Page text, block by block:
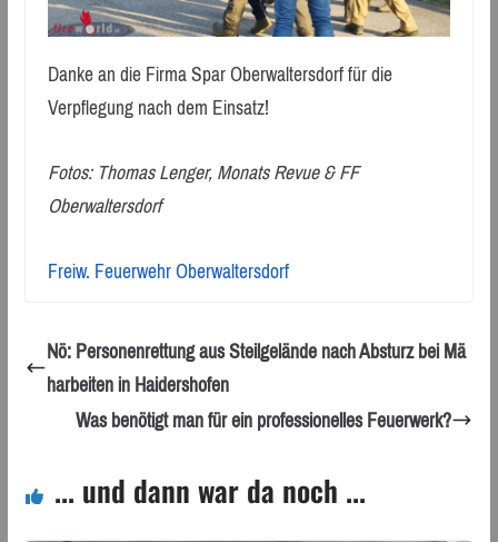
Danke an die Firma Spar Oberwaltersdorf für die
Verpflegung nach dem Einsatz!
Fotos: Thomas Lenger, Monats Revue & FF
Oberwaltersdorf
Freiw. Feuerwehr Oberwaltersdorf
Nö: Personenrettung aus Steilgelände nach Absturz bei Mä
harbeiten in Haidershofen
Was benötigt man für ein professionelles Feuerwerk?
... und dann war da noch ...